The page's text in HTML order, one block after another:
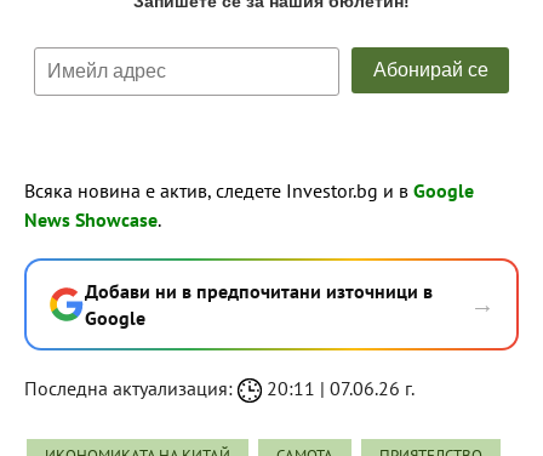
Всяка новина е актив, следете Investor.bg и в Google
News Showcase.
Добави ни в предпочитани източници в
Google
→
Последна актуализация: 20:11 | 07.06.26 г.